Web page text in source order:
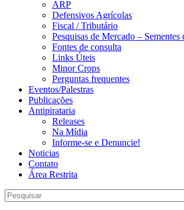
ARP
Defensivos Agrícolas
Fiscal / Tributário
Pesquisas de Mercado – Sementes
Fontes de consulta
Links Úteis
Minor Crops
Perguntas frequentes
Eventos/Palestras
Publicações
Antipirataria
Releases
Na Mídia
Informe-se e Denuncie!
Noticias
Contato
Área Restrita